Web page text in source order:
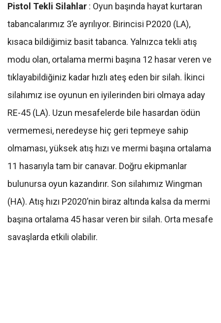
Pistol Tekli Silahlar : Oyun başında hayat kurtaran
tabancalarımız 3’e ayrılıyor. Birincisi P2020 (LA),
kısaca bildiğimiz basit tabanca. Yalnızca tekli atış
modu olan, ortalama mermi başına 12 hasar veren ve
tıklayabildiğiniz kadar hızlı ateş eden bir silah. İkinci
silahımız ise oyunun en iyilerinden biri olmaya aday
RE-45 (LA). Uzun mesafelerde bile hasardan ödün
vermemesi, neredeyse hiç geri tepmeye sahip
olmaması, yüksek atış hızı ve mermi başına ortalama
11 hasarıyla tam bir canavar. Doğru ekipmanlar
bulunursa oyun kazandırır. Son silahımız Wingman
(HA). Atış hızı P2020’nin biraz altında kalsa da mermi
başına ortalama 45 hasar veren bir silah. Orta mesafe
savaşlarda etkili olabilir.